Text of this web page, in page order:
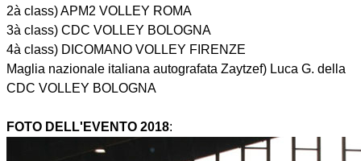
2à class) APM2 VOLLEY ROMA
3à class) CDC VOLLEY BOLOGNA
4à class) DICOMANO VOLLEY FIRENZE
Maglia nazionale italiana autografata Zaytzef) Luca G. della
CDC VOLLEY BOLOGNA
FOTO DELL'EVENTO 2018: